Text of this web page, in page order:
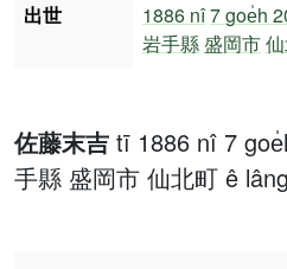
佐藤末吉 tī 1886 nî 7
手縣 盛岡市 仙北町 ê
出世 1886 nî7 goe̍h
岩手縣 盛岡市